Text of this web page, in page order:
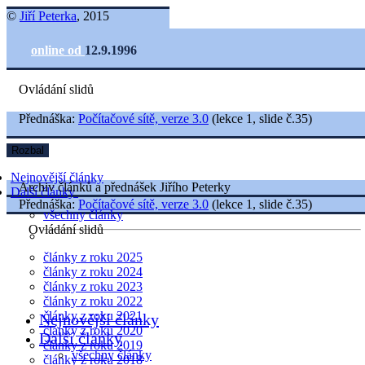
© Jiří Peterka, 2015
online od 12.9.1996
Ovládání slidů
Nejnovější články
Další články
všechny články
články z roku 2025
články z roku 2024
články z roku 2023
články z roku 2022
články z roku 2021
články z roku 2020
články z roku 2019
články z roku 2018
Přednáška: Počítačové sítě, verze 3.0 (lekce 1, slide č.35)
Rozbal
Archiv článků a přednášek Jiřího Peterky
Přednáška: Počítačové sítě, verze 3.0 (lekce 1, slide č.35)
Ovládání slidů
Nejnovější články
Další články
všechny články